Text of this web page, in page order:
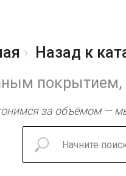
Назад к
покрытием,
за объёмом —